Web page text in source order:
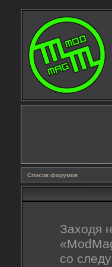
Список форумов
Заходя
со